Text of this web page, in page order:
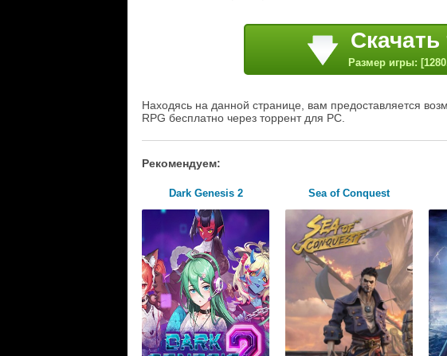
Скачать
Размер игры:
Находясь на данной странице, вам предоставляется
RPG бесплатно через торрент для PC.
Рекомендуем:
Dark Genesis 2 Sea of Conquest